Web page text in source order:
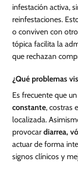
infestación activa,
reinfestaciones.
o conviven con
tópica facilita la
que rechazan
¿Qué problemas
Es frecuente que
constante, costras
localizada.
provocar diarrea,
actuar de forma
signos clínicos y